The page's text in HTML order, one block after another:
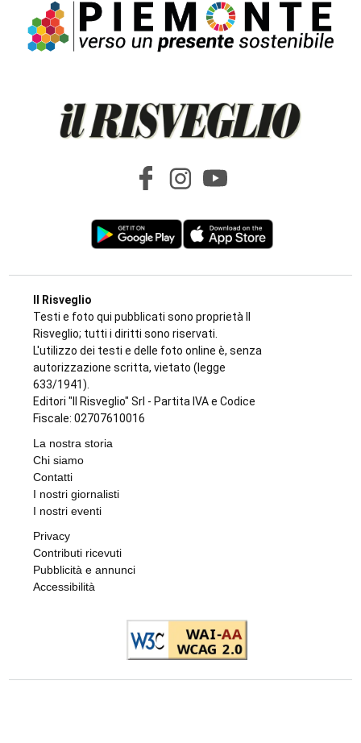
Il Risveglio
Testi e foto qui pubblicati sono proprietà Il
Risveglio; tutti i diritti sono riservati.
L'utilizzo dei testi e delle foto online è, senza
autorizzazione scritta, vietato (legge
633/1941).
Editori "Il Risveglio" Srl - Partita IVA e Codice
Fiscale: 02707610016
La nostra storia
Chi siamo
Contatti
I nostri giornalisti
I nostri eventi
Privacy
Contributi ricevuti
Pubblicità e annunci
Accessibilità